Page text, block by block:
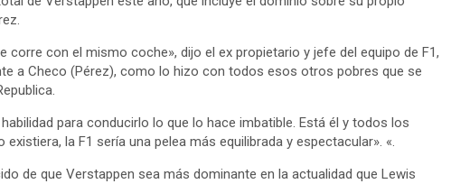
corre con el mismo coche», dijo el ex propietario y jefe del equipo de F1,
a Checo (Pérez), como lo hizo con todos esos otros pobres que se
para conducirlo lo que lo hace imbatible. Está él y todos los
la F1 sería una pelea más equilibrada y espectacular». «.
de que Verstappen sea más dominante en la actualidad que Lewis